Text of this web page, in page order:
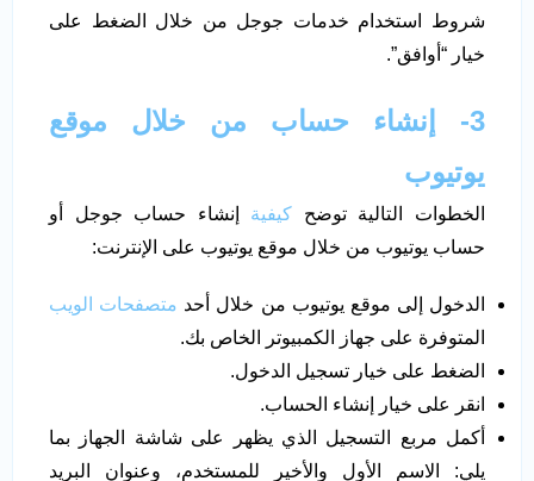
شروط استخدام خدمات جوجل من خلال الضغط على
خيار “أوافق”.
3- إنشاء حساب من خلال موقع
يوتيوب
الخطوات التالية توضح كيفية إنشاء حساب جوجل أو
حساب يوتيوب من خلال موقع يوتيوب على الإنترنت:
الدخول إلى موقع يوتيوب من خلال أحد متصفحات الويب
المتوفرة على جهاز الكمبيوتر الخاص بك.
الضغط على خيار تسجيل الدخول.
انقر على خيار إنشاء الحساب.
أكمل مربع التسجيل الذي يظهر على شاشة الجهاز بما
يلي: الاسم الأول والأخير للمستخدم، وعنوان البريد